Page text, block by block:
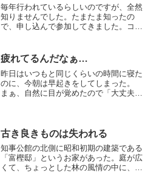
毎年行われているらしいのですが、全然
知りませんでした。たまたま知ったの
で、申し込んで参加してきました。コー
申し込んで参加です。集合場所は北海道
庁で、そこからバスに揺ら...
疲れてるんだなぁ…
昨日はいつもと同じくらいの時間に寝た
のに、今朝は早起きをしてしまった。
まぁ、自然に目が覚めたので「大丈夫だ
イトのチェックとか）を終...
古き良きものは失われる
知事公館の北側に昭和初期の建築である
「富樫邸」というお家があった。庭が広
くて、ちょっとした林の風情の中に、こ